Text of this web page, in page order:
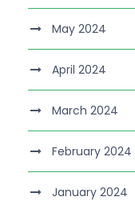
May 2024
April 2024
March 2024
February 2024
January 2024